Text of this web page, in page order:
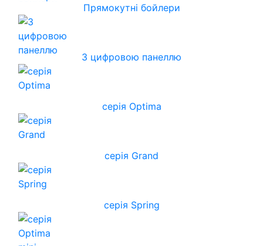
Прямокутні бойлери
З цифровою панеллю
серія Optima
серія Grand
серія Spring